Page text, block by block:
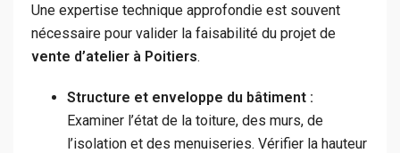
Une expertise technique approfondie est souvent
nécessaire pour valider la faisabilité du projet de
vente d’atelier à Poitiers.
Structure et enveloppe du bâtiment :
Examiner l’état de la toiture, des murs, de
l’isolation et des menuiseries. Vérifier la hauteur